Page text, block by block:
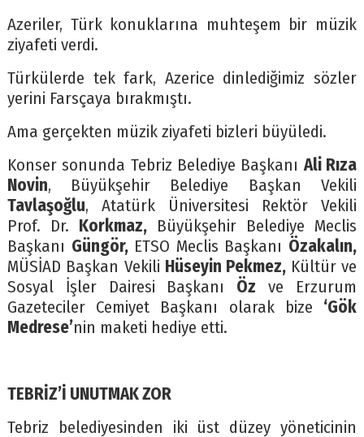
Azeriler, Türk konuklarına muhteşem bir müzik
ziyafeti verdi.
Türkülerde tek fark, Azerice dinlediğimiz sözler
yerini Farsçaya bırakmıştı.
Ama gerçekten müzik ziyafeti bizleri büyüledi.
Konser sonunda Tebriz Belediye Başkanı Ali Rıza
Novin, Büyükşehir Belediye Başkan Vekili
Tavlaşoğlu, Atatürk Üniversitesi Rektör Vekili
Prof. Dr. Korkmaz,Büyükşehir Belediye Meclis
Başkanı Güngör,ETSO Meclis Başkanı Özakalın,
MÜSİAD Başkan Vekili Hüseyin Pekmez, Kültür ve
Sosyal İşler Dairesi Başkanı Öz ve Erzurum
Gazeteciler Cemiyet Başkanı olarak bize ‘Gök
Medrese’nin maketi hediye etti.
TEBRİZ’İ UNUTMAK ZOR
Tebriz belediyesinden iki üst düzey yöneticinin